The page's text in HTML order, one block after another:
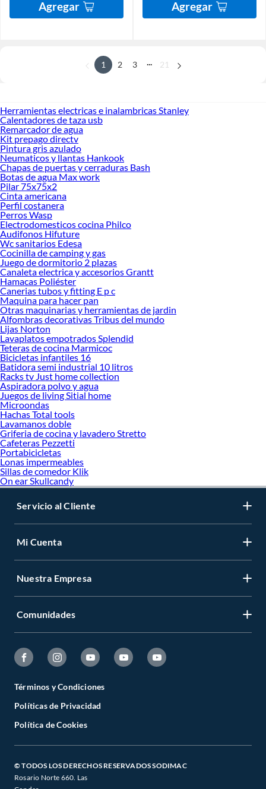
Agregar Agregar
1 2 3 ... 21
Herramientas electricas e inalambricas Stanley
Calentadores de taza usb
Remarcador de agua
Kit prepago directv
Pintura gris azulado
Neumaticos y llantas Hankook
Chapas de puertas y cerraduras Bash
Botas de agua Max work
Pilar 75x75x2
Cinta americana
Perfil costanera
Perros Wasp
Electrodomesticos cocina Philco
Audifonos Hifuture
Wc sanitarios Edesa
Cocinilla de camping y gas
Juego de dormitorio 2 plazas
Canaleta electrica y accesorios Grantt
Hamacas Poliéster
Canerias tubos y fitting E p c
Maquina para hacer pan
Otras maquinarias y herramientas de jardin
Alfombras decorativas Tribus del mundo
Lijas Norton
Lavaplatos empotrados Splendid
Teteras de cocina Marmicoc
Bicicletas infantiles 16
Batidora semi industrial 10 litros
Racks tv Just home collection
Aspiradora polvo y agua
Juegos de living Sitial home
Microondas
Hachas Total tools
Lavamanos doble
Griferia de cocina y lavadero Stretto
Cafeteras Pezzetti
Portabicicletas
Lonas impermeables
Sillas de comedor Klik
On ear Skullcandy
Servicio al Cliente
Mi Cuenta
Nuestra Empresa
Comunidades
Términos y Condiciones
Políticas de Privacidad
Política de Cookies
© TODOS LOS DERECHOS RESERVADOS SODIMAC
Rosario Norte 660. Las